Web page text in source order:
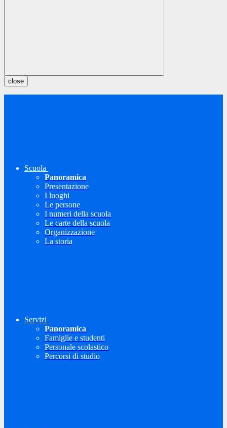
close
Scuola
Panoramica
Presentazione
I luoghi
Le persone
I numeri della scuola
Le carte della scuola
Organizzazione
La storia
Servizi
Panoramica
Famiglie e studenti
Personale scolastico
Percorsi di studio